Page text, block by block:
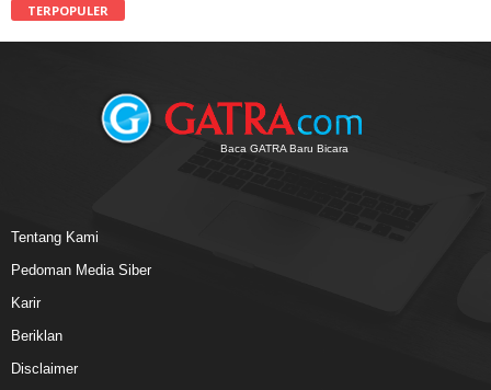
TERPOPULER
Baca GATRA Baru Bicara
Tentang Kami
Pedoman Media Siber
Karir
Beriklan
Disclaimer